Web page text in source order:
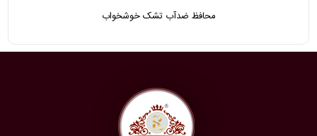
محافظ ضدآب تشک خوشخواب